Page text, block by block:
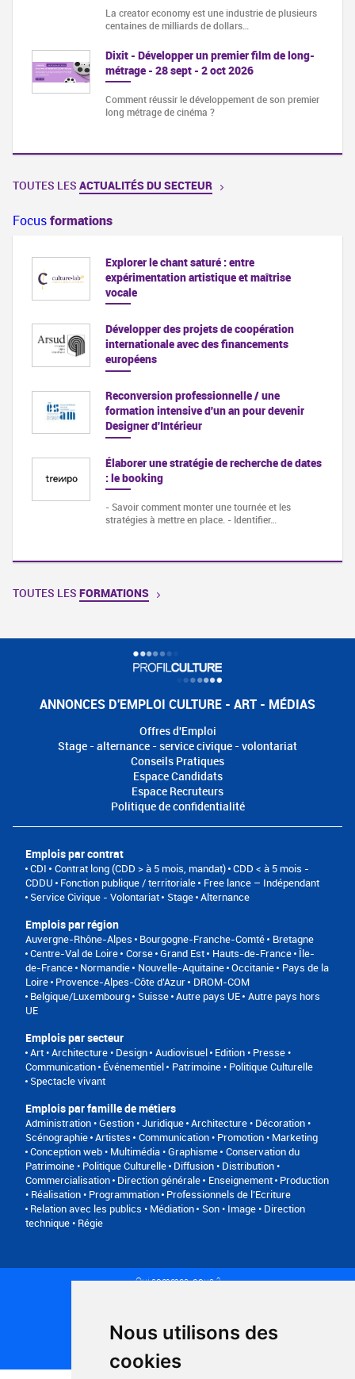
Nous utilisons des
cookies
La creator economy est une industrie de plusieurs
centaines de milliards de dollars…
Dixit - Développer un premier film de long-
métrage - 28 sept - 2 oct 2026
Comment réussir le développement de son premier
long métrage de cinéma ?
TOUTES LES ACTUALITÉS DU SECTEUR
Focusformations
Explorer le chant saturé : entre
expérimentation artistique et maîtrise
vocale
Développer des projets de coopération
internationale avec des financements
européens
Reconversion professionnelle / une
formation intensive d'un an pour devenir
Designer d'Intérieur
Élaborer une stratégie de recherche de dates
: le booking
- Savoir comment monter une tournée et les
stratégies à mettre en place. - Identifier…
TOUTES LES FORMATIONS
ANNONCES D'EMPLOI CULTURE - ART - MÉDIAS
Offres d'Emploi
Stage - alternance - service civique - volontariat
Conseils Pratiques
Espace Candidats
Espace Recruteurs
Politique de confidentialité
Emplois par contrat
CDI Contrat long (CDD > à 5 mois, mandat) CDD < à 5 mois -
CDDU
Fonction publique / territoriale
Free lance – Indépendant
Service Civique - Volontariat
Stage Alternance
Emplois par région
Auvergne-Rhône-Alpes Bourgogne-Franche-Comté
Bretagne
Centre-Val de Loire Corse Grand Est Hauts-de-France Île-
de-France Normandie Nouvelle-Aquitaine Occitanie
Pays de la
Loire Provence-Alpes-Côte d'Azur
DROM-COM
Belgique/Luxembourg
Suisse Autre pays UE Autre pays hors
UE
Emplois par secteur
Art • Architecture • Design Audiovisuel Edition • Presse •
Communication Événementiel
Patrimoine • Politique Culturelle
Spectacle vivant
Emplois par famille de métiers
Administration • Gestion • Juridique Architecture • Décoration •
Scénographie Artistes
Communication • Promotion • Marketing
Conception web • Multimédia • Graphisme Conservation du
Patrimoine • Politique Culturelle Diffusion • Distribution •
Commercialisation Direction générale Enseignement Production
• Réalisation • Programmation Professionnels de l’Ecriture
Relation avec les publics • Médiation
Son • Image • Direction
technique • Régie
Qui sommes-nous ?
Plan du site
FAQ recruteurs
FAQ